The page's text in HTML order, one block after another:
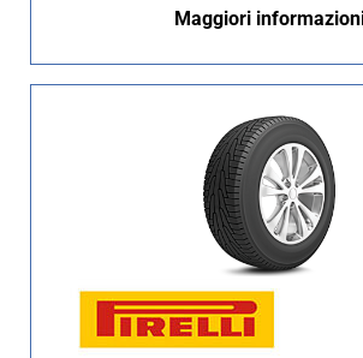
Maggiori